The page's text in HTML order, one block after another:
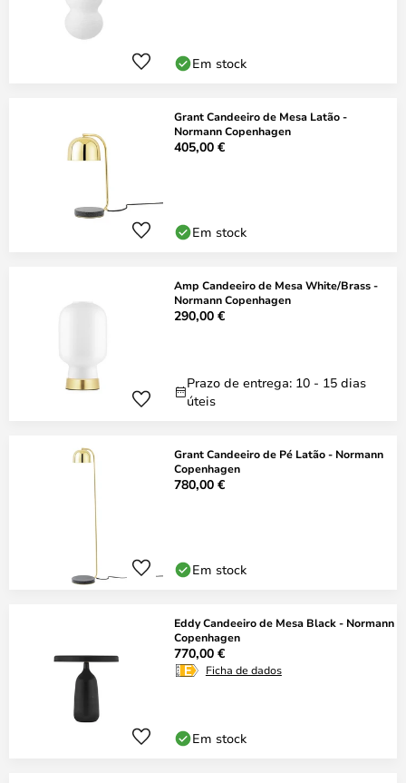
Em stock
Grant Candeeiro de Mesa Latão -
Normann Copenhagen
405,00 €
Em stock
Amp Candeeiro de Mesa White/Brass -
Normann Copenhagen
290,00 €
Prazo de entrega: 10 - 15 dias
úteis
Grant Candeeiro de Pé Latão - Normann
Copenhagen
780,00 €
Em stock
Eddy Candeeiro de Mesa Black - Normann
Copenhagen
770,00 €
Ficha de dados
Em stock